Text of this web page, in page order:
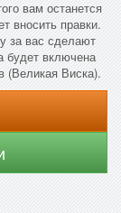
вам останется
вносить правки.
за вас сделают
будет включена
(Великая Виска).